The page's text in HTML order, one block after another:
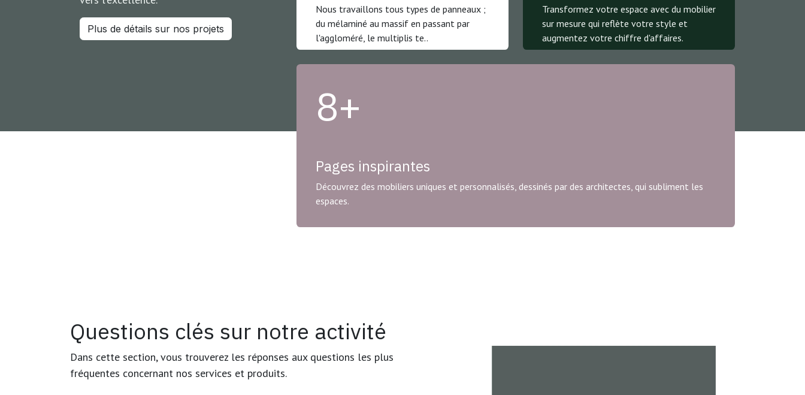
Plus de détails sur nos projets
Nous travaillons tous types de panneaux ;
du mélaminé au massif en passant par
l'aggloméré, le multiplis te..
Transformez votre espace avec du mobilier
sur mesure qui reflète votre style et
augmentez votre chiffre d'affaires.
8+
Pages inspirantes
Découvrez des mobiliers uniques et personnalisés, dessinés par des architectes, qui subliment les
espaces.
Questions clés sur notre activité
Dans cette section, vous trouverez les réponses aux questions les plus
fréquentes concernant nos services et produits.